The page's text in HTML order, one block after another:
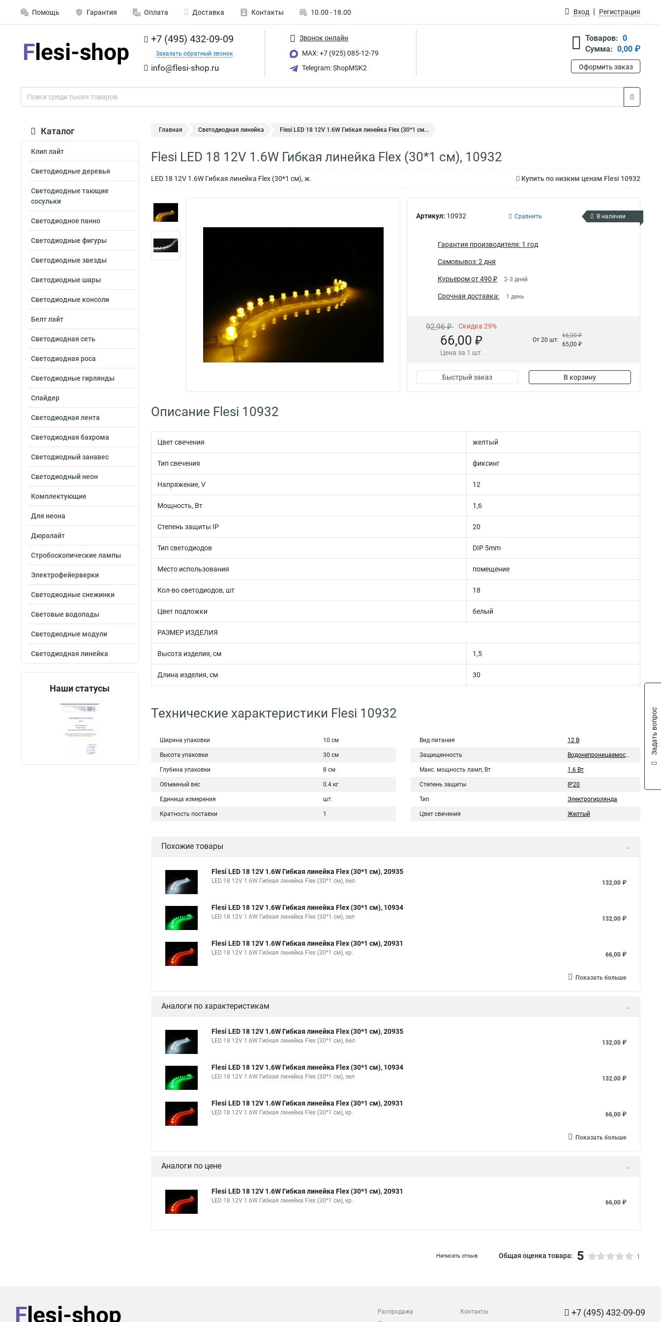
Помощь Гарантия Оплата Доставка Контакты 10.00 - 18.00 Вход Регистрация
+7 (495) 432-09-09
Заказать обратный звонок
info@flesi-shop.ru
Звонок онлайн
MAX: +7 (925) 085-12-79
Telegram: ShopMSK2
Товаров: 0
Сумма: 0,00 ₽
Оформить заказ
Каталог
Клип лайт
Светодиодные деревья
Светодиодные тающие
сосульки
Светодиодное панно
Светодиодные фигуры
Светодиодные звезды
Светодиодные шары
Светодиодные консоли
Белт лайт
Светодиодная сеть
Светодиодная роса
Светодиодные гирлянды
Спайдер
Светодиодная лента
Светодиодная бахрома
Светодиодный занавес
Светодиодный неон
Комплектующие
Для неона
Дюралайт
Стробоскопические лампы
Электрофейерверки
Светодиодные снежинки
Световые водопады
Светодиодные модули
Светодиодная линейка
Наши статусы
Главная Светодиодная линейка Flesi LED 18 12V 1.6W Гибкая линейка Flex (30*1 см...
Flesi LED 18 12V 1.6W Гибкая линейка Flex (30*1 см), 10932
LED 18 12V 1.6W Гибкая линейка Flex (30*1 см), ж. Купить по низким ценам Flesi 10932
Артикул: 10932 Сравнить В наличии
Гарантия производителя: 1 год
Самовывоз: 2 дня
Курьером от 490 ₽ 2-3 дней
Срочная доставка: 1 день
92,96 ₽ Скидка 29%
66,00 ₽
Цена за 1 шт.
От 20 шт:
66,00 ₽
65,00 ₽
Быстрый заказ В корзину
Описание Flesi 10932
Цвет свечения желтый
Тип свечения фиксинг
Напряжение, V 12
Мощность, Вт 1,6
Степень защиты IP 20
Тип светодиодов DIP 5mm
Место использования помещение
Кол-во светодиодов, шт 18
Цвет подложки белый
РАЗМЕР ИЗДЕЛИЯ
Высота изделия, см 1,5
Длина изделия, см 30
Технические характеристики Flesi 10932
Ширина упаковки 10 см
Высота упаковки 30 см
Глубина упаковки 8 см
Объемный вес 0.4 кг
Единица измерения шт.
Кратность поставки 1
Вид питания 12 В
Защищенность Водонепроницаемость
Макс. мощность ламп, Вт 1.6 Вт
Степень защиты IP20
Тип Электрогирлянда
Цвет свечения Желтый
Похожие товары
Flesi LED 18 12V 1.6W Гибкая линейка Flex (30*1 см), 20935
LED 18 12V 1.6W Гибкая линейка Flex (30*1 см), бел 132,00 ₽
Flesi LED 18 12V 1.6W Гибкая линейка Flex (30*1 см), 10934
LED 18 12V 1.6W Гибкая линейка Flex (30*1 см), зел 132,00 ₽
Flesi LED 18 12V 1.6W Гибкая линейка Flex (30*1 см), 20931
LED 18 12V 1.6W Гибкая линейка Flex (30*1 см), кр. 66,00 ₽
Показать больше
Аналоги по характеристикам
Flesi LED 18 12V 1.6W Гибкая линейка Flex (30*1 см), 20935
LED 18 12V 1.6W Гибкая линейка Flex (30*1 см), бел 132,00 ₽
Flesi LED 18 12V 1.6W Гибкая линейка Flex (30*1 см), 10934
LED 18 12V 1.6W Гибкая линейка Flex (30*1 см), зел 132,00 ₽
Flesi LED 18 12V 1.6W Гибкая линейка Flex (30*1 см), 20931
LED 18 12V 1.6W Гибкая линейка Flex (30*1 см), кр. 66,00 ₽
Показать больше
Аналоги по цене
Flesi LED 18 12V 1.6W Гибкая линейка Flex (30*1 см), 20931
LED 18 12V 1.6W Гибкая линейка Flex (30*1 см), кр. 66,00 ₽
Написать отзыв Общая оценка товара: 5 1
Распродажа
Контакты +7 (495) 432-09-09
Задать вопрос